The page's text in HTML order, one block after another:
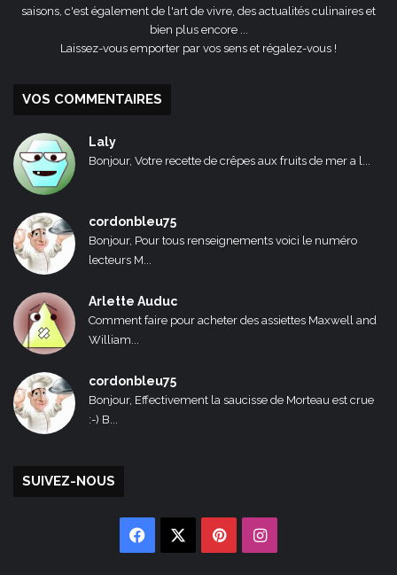
saisons, c'est également de l'art de vivre, des actualités culinaires et
bien plus encore ...
Laissez-vous emporter par vos sens et régalez-vous !
VOS COMMENTAIRES
Laly
Bonjour, Votre recette de crêpes aux fruits de mer a l...
cordonbleu75
Bonjour, Pour tous renseignements voici le numéro
lecteurs M...
Arlette Auduc
Comment faire pour acheter des assiettes Maxwell and
William...
cordonbleu75
Bonjour, Effectivement la saucisse de Morteau est crue
:-) B...
SUIVEZ-NOUS
Facebook PinterestInstagram